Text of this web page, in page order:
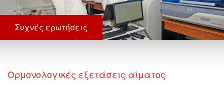
Συχνές ερωτήσεις
Ορμονολογικές εξετάσεις αίματος